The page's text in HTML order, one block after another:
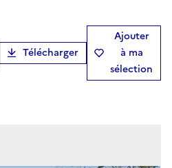
Télécharger
Ajouter
à ma
sélection